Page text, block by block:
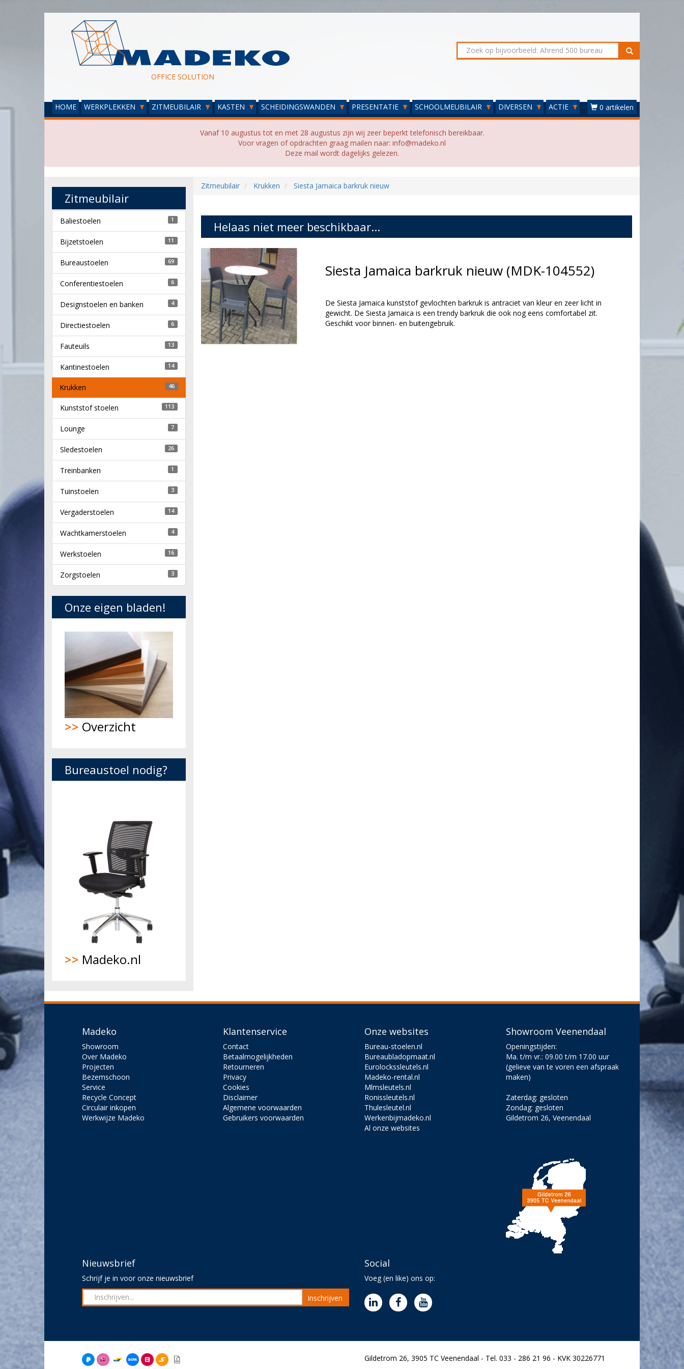
OFFICE SOLUTION
HOME WERKPLEKKEN ZITMEUBILAIR KASTEN SCHEIDINGSWANDEN PRESENTATIE SCHOOLMEUBILAIR DIVERSEN ACTIE 0 artikelen
Vanaf 10 augustus tot en met 28 augustus zijn wij zeer beperkt telefonisch bereikbaar.
Voor vragen of opdrachten graag mailen naar: info@madeko.nl
Deze mail wordt dagelijks gelezen.
Zitmeubilair Krukken Siesta Jamaica barkruk nieuw
Helaas niet meer beschikbaar...
Siesta Jamaica barkruk nieuw (MDK-104552)
De Siesta Jamaica kunststof gevlochten barkruk is antraciet van kleur en zeer licht in
gewicht. De Siesta Jamaica is een trendy barkruk die ook nog eens comfortabel zit.
Geschikt voor binnen- en buitengebruik.
Zitmeubilair
Baliestoelen 1
Bijzetstoelen 11
Bureaustoelen 69
Conferentiestoelen 6
Designstoelen en banken 4
Directiestoelen 6
Fauteuils 13
Kantinestoelen 14
Krukken 46
Kunststof stoelen 113
Lounge 7
Sledestoelen 26
Treinbanken 1
Tuinstoelen 3
Vergaderstoelen 14
Wachtkamerstoelen 4
Werkstoelen 16
Zorgstoelen 3
Onze eigen bladen!
>> Overzicht
Bureaustoel nodig?
>> Madeko.nl
Madeko
Showroom
Over Madeko
Projecten
Bezemschoon
Service
Recycle Concept
Circulair inkopen
Werkwijze Madeko
Klantenservice
Contact
Betaalmogelijkheden
Retourneren
Privacy
Cookies
Disclaimer
Algemene voorwaarden
Gebruikers voorwaarden
Onze websites
Bureau-stoelen.nl
Bureaubladopmaat.nl
Eurolockssleutels.nl
Madeko-rental.nl
Mlmsleutels.nl
Ronissleutels.nl
Thulesleutel.nl
Werkenbijmadeko.nl
Al onze websites
Showroom Veenendaal
Openingstijden:
Ma. t/m vr.: 09.00 t/m 17.00 uur
(gelieve van te voren een afspraak
maken)
Zaterdag: gesloten
Zondag: gesloten
Gildetrom 26, Veenendaal
Nieuwsbrief
Schrijf je in voor onze nieuwsbrief
Inschrijven
Social
Voeg (en like) ons op:
Gildetrom 26, 3905 TC Veenendaal - Tel. 033 - 286 21 96 - KVK 30226771